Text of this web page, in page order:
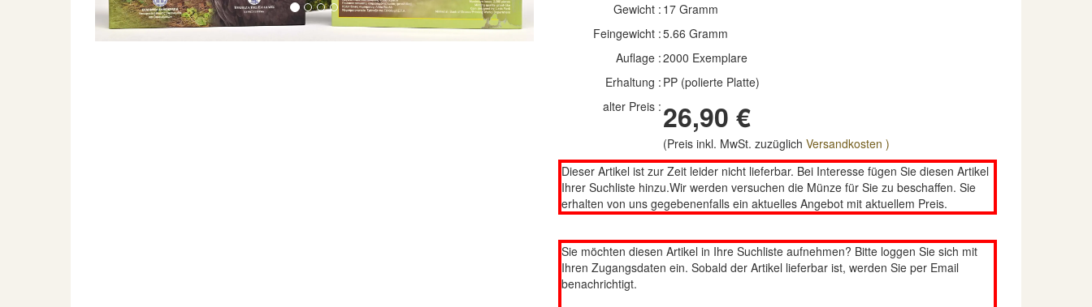
Gewicht : 17 Gramm
Feingewicht :5.66 Gramm
Auflage :2000 Exemplare
Erhaltung : PP (polierte Platte)
alter Preis : 26,90 €
(Preis inkl. MwSt. zuzüglich Versandkosten )
Dieser Artikel ist zur Zeit leider nicht lieferbar. Bei Interesse fügen Sie diesen Artikel
Ihrer Suchliste hinzu.Wir werden versuchen die Münze für Sie zu beschaffen. Sie
erhalten von uns gegebenenfalls ein aktuelles Angebot mit aktuellem Preis.
Sie möchten diesen Artikel in Ihre Suchliste aufnehmen? Bitte loggen Sie sich mit
Ihren Zugangsdaten ein. Sobald der Artikel lieferbar ist, werden Sie per Email
benachrichtigt.